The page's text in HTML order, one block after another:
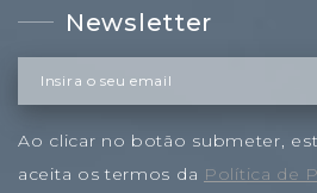
Newsletter
Insira o seu email
Ao clicar no botão submeter,
aceita os termos da Política de